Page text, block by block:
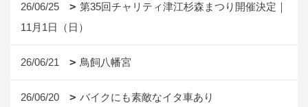
26/06/25
第35回チャリティ津江杉森まつり開催決定｜
11月1日（日）
26/06/21 鳥飼八幡宮
26/06/20 バイクにも素敵なイタ車あり